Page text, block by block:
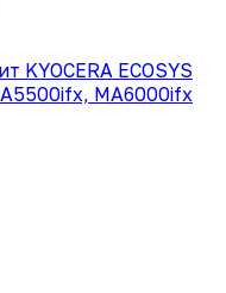
KYOCERA ECOSYS
MA6000ifx